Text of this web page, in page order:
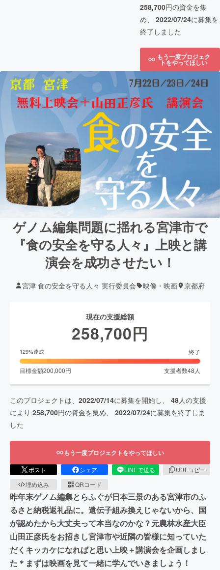
258,700円の資金を集
め、 2022/07/24に募集を
終了しました
もう一度プロジェク
トをやってほしい
ゲノム編集問題に揺れる宮津市で
『食の安全を守る人々』上映と講
演会を成功させたい！
宮津 食の安全を守る人々 実行委員会 映像・映画 京都府
現在の支援総額
258,700円
129%達成 終了
目標金額200,000円 支援者数48 人
このプロジェクトは、 2022/07/14に募集を開始し、 48人の支援
により 258,700円の資金を集め、 2022/07/24に募集を終了しま
した
もう一度プロジェクトをやってほしい
ポスト シェア LINEで送る
URLコピー
埋め込み
QRコード
昨年末ゲノム編集とらふぐが日本三景のある宮津市のふ
るさと納税返礼品に。遺伝子組み換えじゃないから、国
が認めたから大丈夫って本当なのかな？元農林水産大臣
山田正彦氏をお招きし宮津市や近隣の皆様に知っていた
だくキッカケになればと思い上映＋講演会を企画しまし
た＊まずは映画を見て一緒に学んでいきましょう！